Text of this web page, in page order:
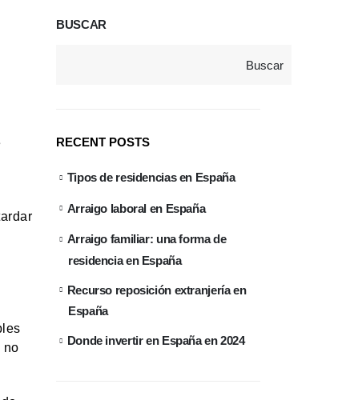
no
BUSCAR
Buscar
RECENT POSTS
Tipos de residencias en España
Arraigo laboral en España
Arraigo familiar: una forma de
residencia en España
Recurso reposición extranjería en
España
Donde invertir en España en 2024